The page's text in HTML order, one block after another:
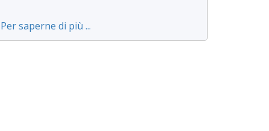
Per saperne di più ...